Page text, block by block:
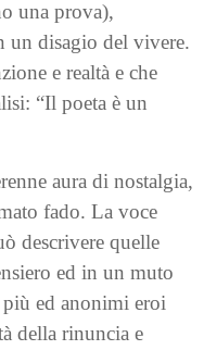
una prova),
un disagio del vivere.
e realtà e che
“Il poeta è un
aura di nostalgia,
fado. La voce
descrivere quelle
ed in un muto
ed anonimi eroi
della rinuncia e